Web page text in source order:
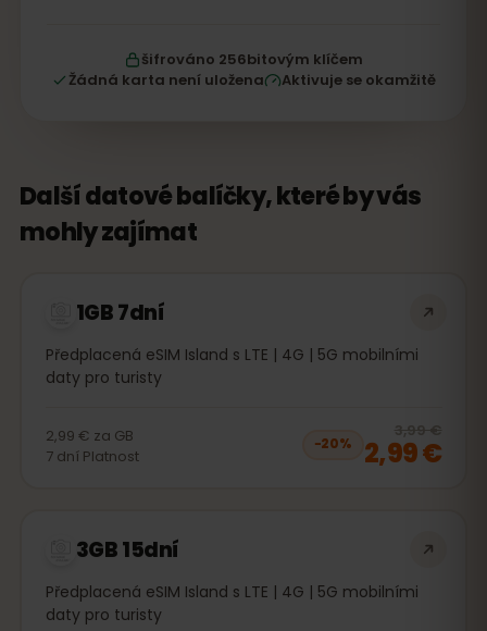
šifrováno 256bitovým klíčem
Žádná karta není uložena
Aktivuje se okamžitě
Další datové balíčky, které by vás
mohly zajímat
1GB 7dní
Předplacená eSIM Island s LTE | 4G | 5G mobilními
daty pro turisty
2,99 € za GB
7 dní Platnost
−20%
3,99 €
2,99 €
3GB 15dní
Předplacená eSIM Island s LTE | 4G | 5G mobilními
daty pro turisty